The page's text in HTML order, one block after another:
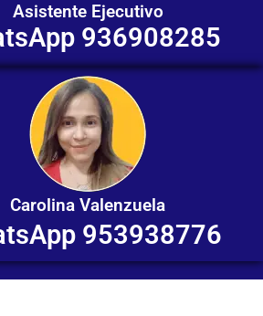
Asistente Ejecutivo
936908285
Carolina Valenzuela
953938776